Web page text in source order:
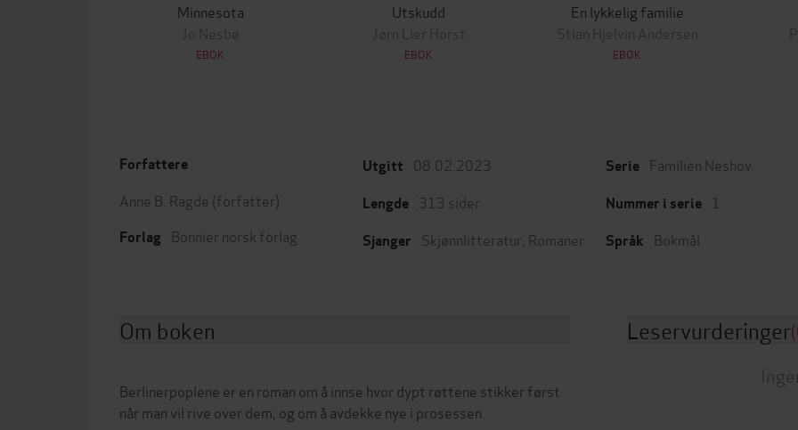
Minnesota
Jo Nesbø
EBOK
Utskudd
Jørn Lier Horst
EBOK
En lykkelig familie
Stian Hjelvin Andersen
EBOK
Forfattere
Anne B. Ragde (forfatter)
Forlag Bonnier norsk forlag
Utgitt 08.02.2023
Lengde 313 sider
Sjanger Skjønnlitteratur Romaner
Serie Familien Neshov
Nummer i serie 1
Språk Bokmål
Om boken
Berlinerpoplene er en roman om å innse hvor dypt røttene stikker først
når man vil rive over dem, og om å avdekke nye i prosessen.
Leservurderinger